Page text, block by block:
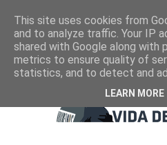
This site uses cookies from
and to analyze traffic. Your IP
shared with Google along with
metrics to ensure quality of
statistics, and to detect and
LEARN MORE